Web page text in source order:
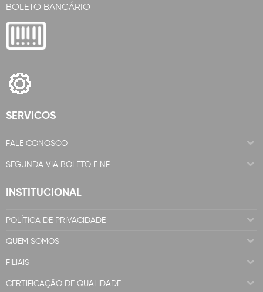
BOLETO BANCÁRIO
SERVICOS
FALE CONOSCO
SEGUNDA VIA BOLETO E NF
INSTITUCIONAL
POLÍTICA DE PRIVACIDADE
QUEM SOMOS
FILIAIS
CERTIFICAÇÃO DE QUALIDADE